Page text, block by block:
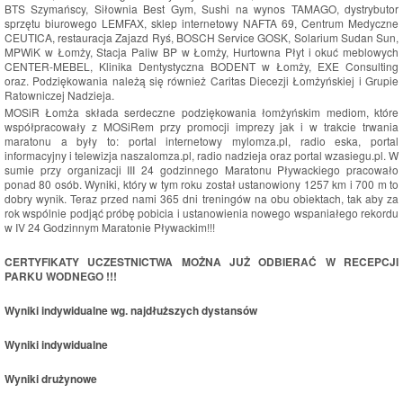
BTS Szymańscy, Siłownia Best Gym, Sushi na wynos TAMAGO, dystrybutor
sprzętu biurowego LEMFAX, sklep internetowy NAFTA 69, Centrum Medyczne
CEUTICA, restauracja Zajazd Ryś, BOSCH Service GOSK, Solarium Sudan Sun,
MPWiK w Łomży, Stacja Paliw BP w Łomży, Hurtowna Płyt i okuć meblowych
CENTER-MEBEL, Klinika Dentystyczna BODENT w Łomży, EXE Consulting
oraz. Podziękowania należą się również Caritas Diecezji Łomżyńskiej i Grupie
Ratowniczej Nadzieja.
MOSiR Łomża składa serdeczne podziękowania łomżyńskim mediom, które
współpracowały z MOSiRem przy promocji imprezy jak i w trakcie trwania
maratonu a były to: portal internetowy mylomza.pl, radio eska, portal
informacyjny i telewizja naszalomza.pl, radio nadzieja oraz portal wzasiegu.pl. W
sumie przy organizacji III 24 godzinnego Maratonu Pływackiego pracowało
ponad 80 osób. Wyniki, który w tym roku został ustanowiony 1257 km i 700 m to
dobry wynik. Teraz przed nami 365 dni treningów na obu obiektach, tak aby za
rok wspólnie podjąć próbę pobicia i ustanowienia nowego wspaniałego rekordu
w IV 24 Godzinnym Maratonie Pływackim!!!
CERTYFIKATY UCZESTNICTWA MOŻNA JUŻ ODBIERAĆ W RECEPCJI
PARKU WODNEGO !!!
Wyniki indywidualne wg. najdłuższych dystansów
Wyniki indywidualne
Wyniki drużynowe